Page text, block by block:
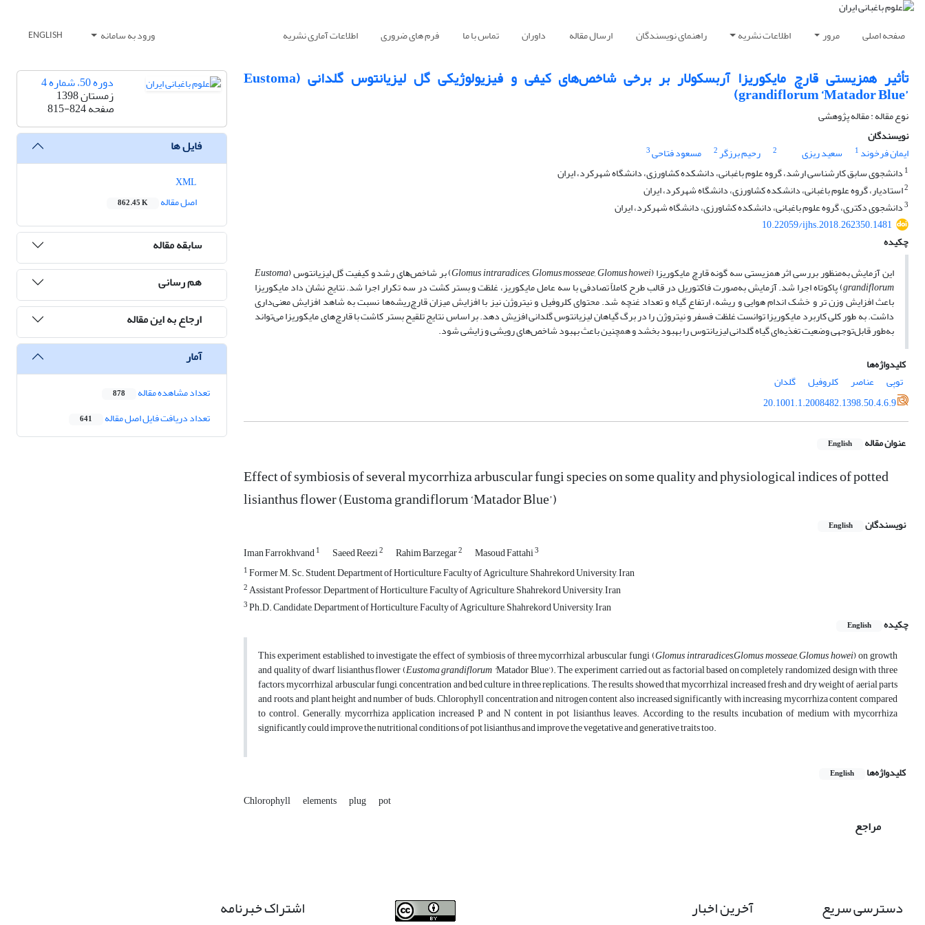
صفحه اصلی مرور اطلاعات نشریه راهنمای نویسندگان ارسال مقاله داوران تماس با ما فرم های ضروری اطلاعات آماری نشریه ورود به سامانه ENGLISH
تأثیر همزیستی قارچ‌ مایکوریزا آربسکولار بر برخی شاخص‌های کیفی و فیزیولوژیکی گل لیزیانتوس ‏گلدانی (‏Eustoma
grandiflorum ‘Matador Blue’‎‏)‏
نوع مقاله : مقاله پژوهشی
نویسندگان
ایمان فرخوند 1 سعید ریزی 2 رحیم برزگر2 مسعود فتاحی3
1 دانشجوی سابق کارشناسی ارشد، گروه علوم باغبانی، دانشکده کشاورزی، دانشگاه شهرکرد، ‌ایران
2استادیار، گروه علوم باغبانی، دانشکده کشاورزی، دانشگاه شهرکرد، ‌ایران
3دانشجوی دکتری، گروه علوم باغبانی، دانشکده کشاورزی، دانشگاه شهرکرد، ‌ایران
10.22059/ijhs.2018.262350.1481
چکیده
این آزمایش به‌منظور بررسی اثر همزیستی سه گونه قارچ مایکوریزا (Glomus intraradices, Glomus mosseae, Glomus howei) بر ﺷﺎﺧﺺﻫﺎی رﺷﺪ و کیفیت گل لیزیانتوس (Eustoma
grandiflorum) پاکوتاه اجرا شد. آزمایش به‏‌‏صورت فاکتوریل در قالب طرح کاملاً تصادفی با سه عامل مایکوریز، غلظت و بستر کشت در سه تکرار اجرا شد. نتایج نشان داد مایکوریزا
باعث افزایش وزن تر و خشک اندام هوایی و ریشه، ارتفاع گیاه و تعداد غنچه شد. محتوای کلروفیل و نیتروژن نیز با افزایش میزان قارچ‌ریشه‌ها نسبت به شاهد افزایش معنی‌داری
داشت. به طور کلی کاربرد مایکوریزا توانست غلظت فسفر و نیتروژن را در برگ گیاهان لیزیانتوس گلدانی افزیش دهد. بر اساس نتایج تلقیح بستر کاشت با قارچ‌های مایکوریزا می‌تواند
به‌طور قابل‌توجهی وضعیت تغذیه‌ای گیاه گلدانی لیزیانتوس را بهبود بخشد و همچنین باعث بهبود شاخص‌های رویشی و زایشی شود.
کلیدواژه‌ها
توپی
عناصر کلروفیل
گلدان
20.1001.1.2008482.1398.50.4.6.9
عنوان مقاله English
Effect of symbiosis of several mycorrhiza arbuscular fungi species on some quality ‎and physiological indices of potted
lisianthus flower ‎(Eustoma grandiflorum ‘Matador Blue’)‎
نویسندگان English
Iman Farrokhvand1 Saeed Reezi2 Rahim Barzegar2 Masoud Fattahi3
1Former M. Sc. Student, Department of Horticulture, Faculty of Agriculture, Shahrekord University, Iran
2Assistant Professor, Department of Horticulture, Faculty of Agriculture, Shahrekord University, Iran
3Ph.D. Candidate, Department of Horticulture, Faculty of Agriculture, Shahrekord University, Iran
چکیده
English
This experiment established to investigate the effect of symbiosis of three mycorrhizal arbuscular fungi (Glomus intraradices,Glomus mosseae, Glomus howei) on growth
and quality of dwarf lisianthus flower (Eustoma grandiflorum ‘Matador Blue’). The experiment carried out as factorial based on completely randomized design with three
factors, mycorrhizal arbuscular fungi, concentration and bed culture in three replications. The results showed that mycorrhizal increased fresh and dry weight of aerial parts
and roots, and plant height and number of buds. Chlorophyll concentration and nitrogen content also increased significantly with increasing mycorrhiza content compared
to control. Generally, mycorrhiza application increased P and N content in pot lisianthus leaves. According to the results, incubation of medium with mycorrhiza
significantly could improve the nutritional conditions of pot lisianthus and improve the vegetative and generative traits too.
کلیدواژه‌ها English
Chlorophyll elements plug pot
مراجع
دوره 50، شماره 4
زمستان 1398
صفحه815-824
فایل ها
اصل مقاله
862.45 K
سابقه مقاله
هم رسانی
ارجاع به این مقاله
آمار
تعداد مشاهده مقاله 878
تعداد دریافت فایل اصل مقاله 641
دسترسی سریع آخرین اخبار اشتراک خبرنامه